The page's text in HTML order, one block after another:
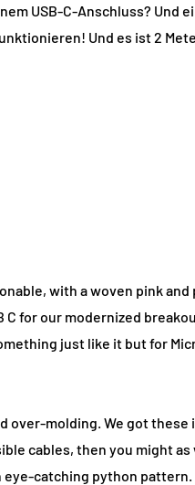
USB-C-Anschluss? Und
Und es ist 2
with a woven pink and
C for our modernized
just like it but for
over-molding. We got these
cables, then you might as
catching python